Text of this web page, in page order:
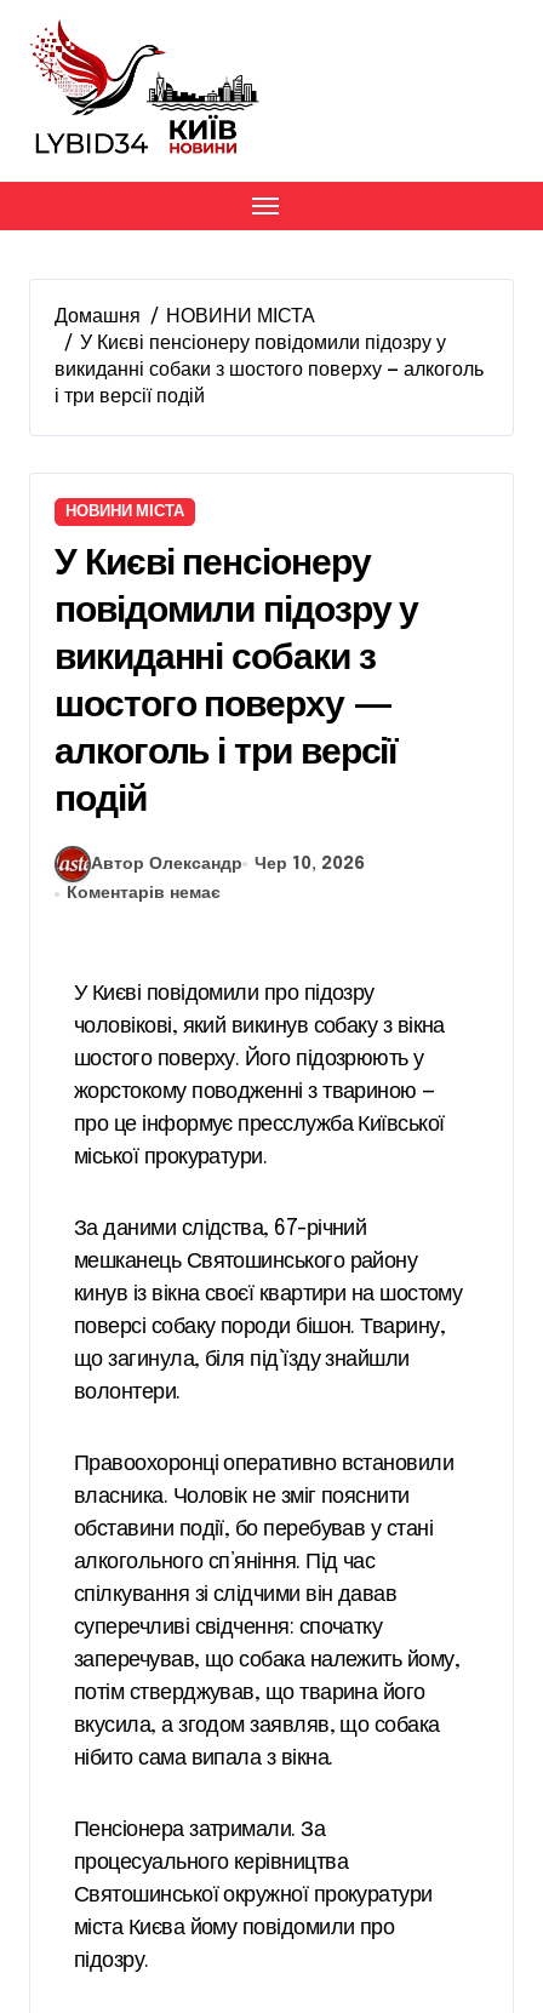
вмісту
Домашня
НОВИНИ МІСТА
У Києві пенсіонеру повідомили підозру у
викиданні собаки з шостого поверху — алкоголь
і три версії подій
НОВИНИ МІСТА
У Києві пенсіонеру
повідомили підозру у
викиданні собаки з
шостого поверху —
алкоголь і три версії
подій
Автор Олександр
Чер 10, 2026
Коментарів немає
У Києві повідомили про підозру
чоловікові, який викинув собаку з вікна
шостого поверху. Його підозрюють у
жорстокому поводженні з твариною —
про це інформує пресслужба Київської
міської прокуратури.
За даними слідства, 67-річний
мешканець Святошинського району
кинув із вікна своєї квартири на шостому
поверсі собаку породи бішон. Тварину,
що загинула, біля під’їзду знайшли
волонтери.
Правоохоронці оперативно встановили
власника. Чоловік не зміг пояснити
обставини події, бо перебував у стані
алкогольного сп’яніння. Під час
спілкування зі слідчими він давав
суперечливі свідчення: спочатку
заперечував, що собака належить йому,
потім стверджував, що тварина його
вкусила, а згодом заявляв, що собака
нібито сама випала з вікна.
Пенсіонера затримали. За
процесуального керівництва
Святошинської окружної прокуратури
міста Києва йому повідомили про
підозру.